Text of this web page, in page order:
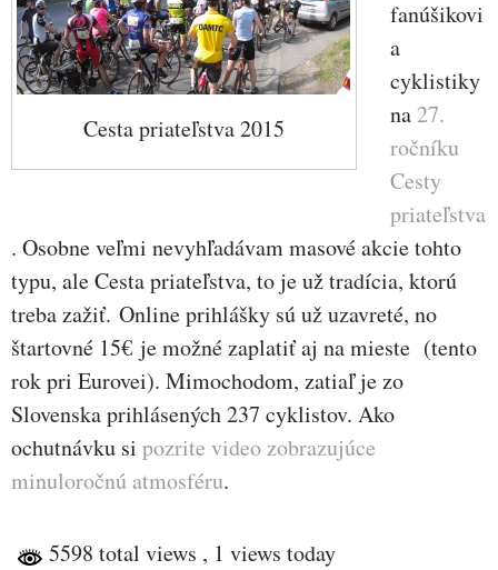
Cesta priateľstva 2015
fanúšikovi
a
cyklistiky
na27.
ročníku
Cesty
priateľstva
. Osobne veľmi nevyhľadávam masové akcie tohto
typu, ale Cesta priateľstva, to je už tradícia, ktorú
treba zažiť. Online prihlášky sú už uzavreté, no
štartovné 15€ je možné zaplatiť aj na mieste (tento
rok pri Eurovei). Mimochodom, zatiaľ je zo
Slovenska prihlásených 237 cyklistov. Ako
ochutnávku si pozrite video zobrazujúce
minuloročnú atmosféru.
5598 total views , 1 views today